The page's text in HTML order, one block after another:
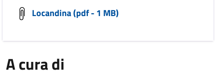
Locandina (pdf - 1 MB)
A cura di